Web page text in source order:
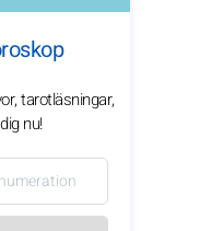
tarotläsningar,
nu!